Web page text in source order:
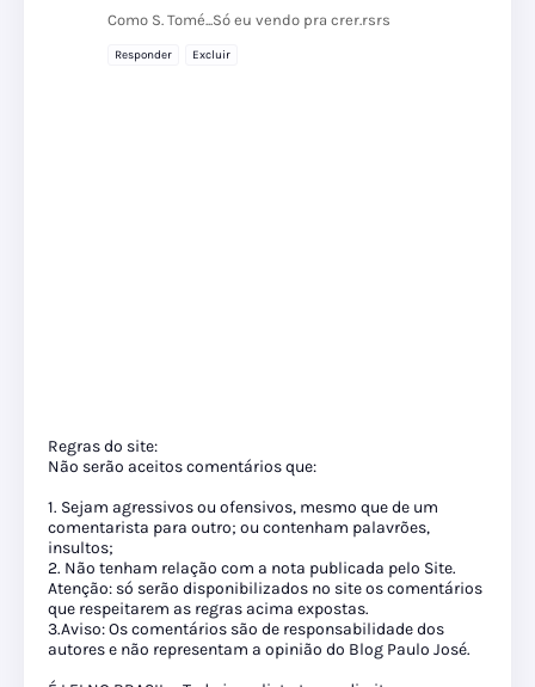
Como S. Tomé...Só eu vendo pra crer.rsrs
Responder Excluir
Regras do site:
Não serão aceitos comentários que:
1. Sejam agressivos ou ofensivos, mesmo que de um
comentarista para outro; ou contenham palavrões,
insultos;
2. Não tenham relação com a nota publicada pelo Site.
Atenção: só serão disponibilizados no site os comentários
que respeitarem as regras acima expostas.
3.Aviso: Os comentários são de responsabilidade dos
autores e não representam a opinião do Blog Paulo José.